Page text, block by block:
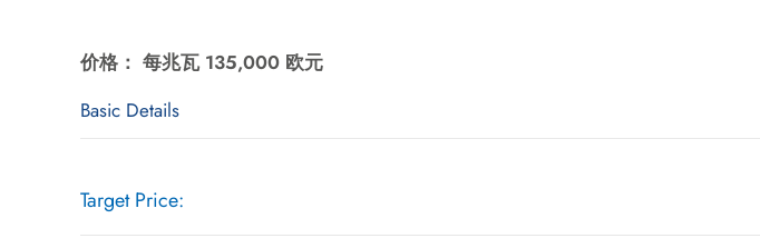
价格： 每兆瓦 135,000 欧元
Basic Details
Target Price: